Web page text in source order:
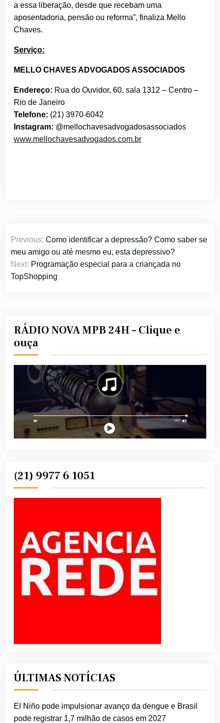
a essa liberação, desde que recebam uma
aposentadoria, pensão ou reforma”, finaliza Mello
Chaves.
Serviço:
MELLO CHAVES ADVOGADOS ASSOCIADOS
Endereço: Rua do Ouvidor, 60, sala 1312 – Centro –
Rio de Janeiro
Telefone: (21) 3970-6042
Instagram: @mellochavesadvogadosassociados
www.mellochavesadvogados.com.br
Navegação
de
Post
Previous: Como identificar a depressão? Como saber se
meu amigo ou até mesmo eu, esta depressivo?
Next: Programação especial para a criançada no
TopShopping
RÁDIO NOVA MPB 24H – Clique e
ouça
(21) 9977 6 1051
ÚLTIMAS NOTÍCIAS
El Niño pode impulsionar avanço da dengue e Brasil
pode registrar 1,7 milhão de casos em 2027